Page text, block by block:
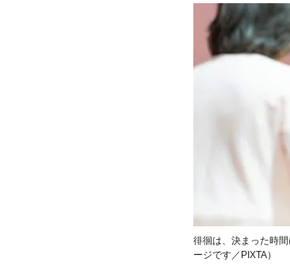
徘徊は、決まった時
ージです／PIXTA）